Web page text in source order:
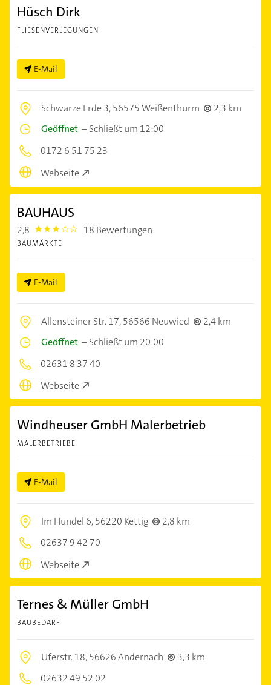
Hüsch Dirk
FLIESENVERLEGUNGEN
E-Mail
Schwarze Erde 3,56575 Weißenthurm
2,3 km
Geöffnet –Schließt um 12:00
0172 6 51 75 23
Webseite
BAUHAUS
2,8 2.8 18 Bewertungen
BAUMÄRKTE
E-Mail
Allensteiner Str. 17,56566 Neuwied
2,4 km
Geöffnet –Schließt um 20:00
02631 8 37 40
Webseite
Windheuser GmbH Malerbetrieb
MALERBETRIEBE
E-Mail
Im Hundel 6,56220 Kettig
2,8 km
02637 9 42 70
Webseite
Ternes & Müller GmbH
BAUBEDARF
Uferstr. 18,56626 Andernach
3,3 km
02632 49 52 02